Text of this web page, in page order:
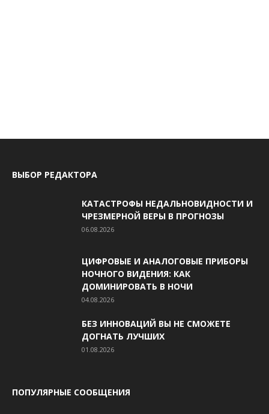
ВЫБОР РЕДАКТОРА
КАТАСТРОФЫ НЕДАЛЬНОВИДНОСТИ И
ЧРЕЗМЕРНОЙ ВЕРЫ В ПРОГНОЗЫ
06.08.2026
ЦИФРОВЫЕ И АНАЛОГОВЫЕ ПРИБОРЫ
НОЧНОГО ВИДЕНИЯ: КАК
ДОМИНИРОВАТЬ В НОЧИ
04.08.2026
БЕЗ ИННОВАЦИЙ ВЫ НЕ СМОЖЕТЕ
ДОГНАТЬ ЛУЧШИХ
01.08.2026
ПОПУЛЯРНЫЕ СООБЩЕНИЯ